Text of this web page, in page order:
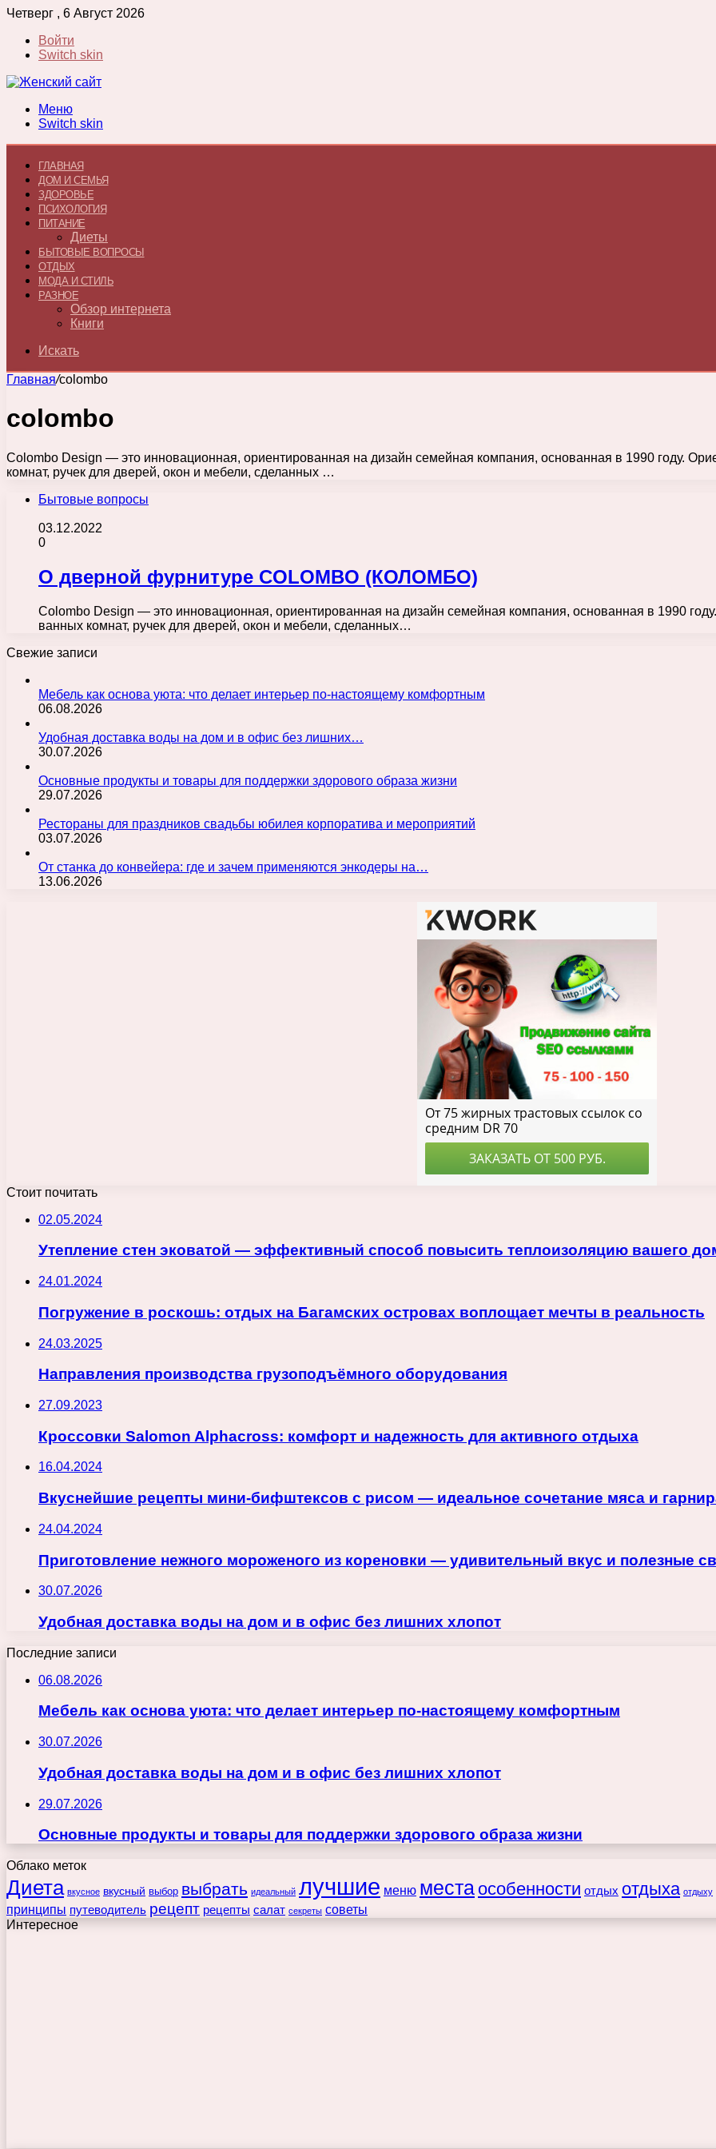
Четверг , 6 Август 2026
Войти
Switch skin
Меню
Switch skin
ГЛАВНАЯ
ДОМ И СЕМЬЯ
ЗДОРОВЬЕ
ПСИХОЛОГИЯ
ПИТАНИЕ
Диеты
БЫТОВЫЕ ВОПРОСЫ
ОТДЫХ
МОДА И СТИЛЬ
РАЗНОЕ
Обзор интернета
Книги
Искать
Главная/colombo
colombo
Colombo Design — это инновационная, ориентированная на дизайн семейная компания, основанная в 1990 году.
комнат, ручек для дверей, окон и мебели, сделанных …
Бытовые вопросы
03.12.2022
0
О дверной фурнитуре COLOMBO (КОЛОМБО)
Colombo Design — это инновационная, ориентированная на дизайн семейная компания, основанная в 1990
ванных комнат, ручек для дверей, окон и мебели, сделанных…
Свежие записи
Мебель как основа уюта: что делает интерьер по-настоящему комфортным
06.08.2026
Удобная доставка воды на дом и в офис без лишних…
30.07.2026
Основные продукты и товары для поддержки здорового образа жизни
29.07.2026
Рестораны для праздников свадьбы юбилея корпоратива и мероприятий
03.07.2026
От станка до конвейера: где и зачем применяются энкодеры на…
13.06.2026
Стоит почитать
02.05.2024
Утепление стен эковатой — эффективный способ повысить теплоизоляцию вашего
24.01.2024
Погружение в роскошь: отдых на Багамских островах воплощает мечты в реальность
24.03.2025
Направления производства грузоподъёмного оборудования
27.09.2023
Кроссовки Salomon Alphacross: комфорт и надежность для активного отдыха
16.04.2024
Вкуснейшие рецепты мини-бифштексов с рисом — идеальное сочетание мяса и
24.04.2024
Приготовление нежного мороженого из кореновки — удивительный вкус и полезные
30.07.2026
Удобная доставка воды на дом и в офис без лишних хлопот
Последние записи
06.08.2026
Мебель как основа уюта: что делает интерьер по-настоящему комфортным
30.07.2026
Удобная доставка воды на дом и в офис без лишних хлопот
29.07.2026
Основные продукты и товары для поддержки здорового образа жизни
Облако меток
Диета вкусное вкусный выбор выбрать идеальный лучшие меню места особенности отдых отдыха отдыху
принципы путеводитель рецепт рецепты салат секреты советы
Интересное